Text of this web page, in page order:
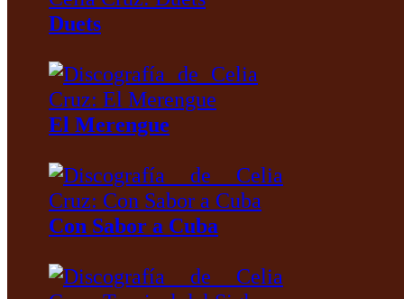
Duets
El Merengue
Con Sabor a Cuba